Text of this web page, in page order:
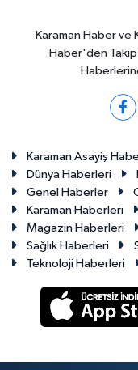
Karaman Haber ve
Haber'den Takip
Karaman Asayiş
Dünya Haberleri
Genel Haberler
Karaman Haberleri
Magazin Haberleri
Sağlık Haberleri
Teknoloji Haberleri